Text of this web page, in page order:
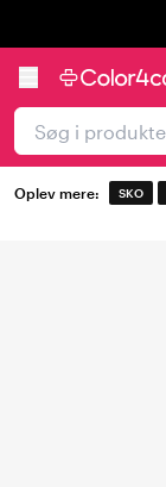
Oplev mere: SKO